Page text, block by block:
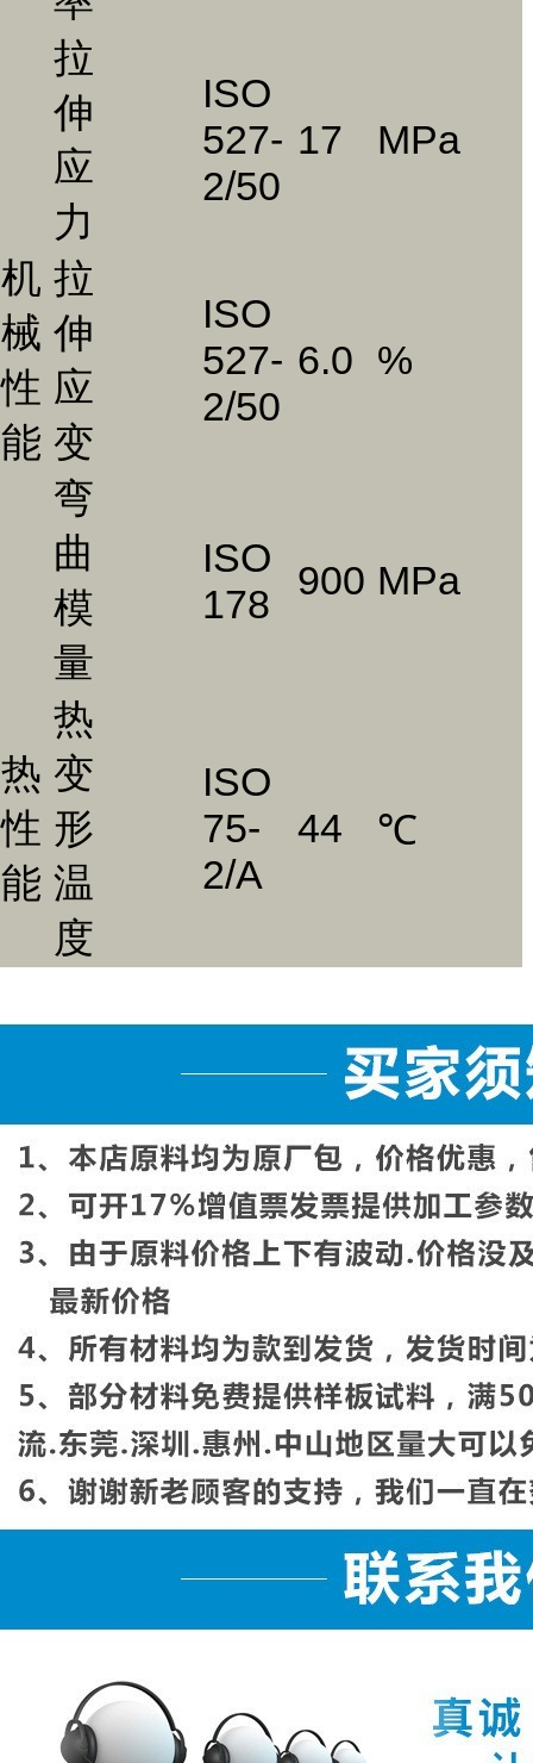
机
械
性
能
拉
伸
应
力
ISO
527-
2/50
17 MPa
拉
伸
应
变
ISO
527-
2/50
6.0 %
弯
曲
模
量
ISO
178
900 MPa
热
性
能
热
变
形
温
度
ISO
75-
2/A
44 ℃